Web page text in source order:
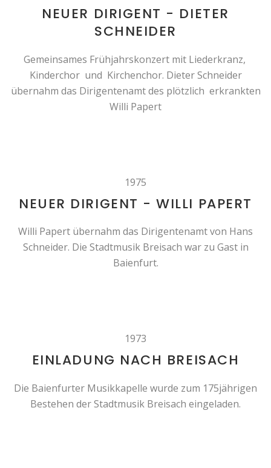
NEUER DIRIGENT - DIETER
SCHNEIDER
Gemeinsames Frühjahrskonzert mit Liederkranz,
Kinderchor und Kirchenchor. Dieter Schneider
übernahm das Dirigentenamt des plötzlich erkrankten
Willi Papert
1975
NEUER DIRIGENT - WILLI PAPERT
Willi Papert übernahm das Dirigentenamt von Hans
Schneider. Die Stadtmusik Breisach war zu Gast in
Baienfurt.
1973
EINLADUNG NACH BREISACH
Die Baienfurter Musikkapelle wurde zum 175jährigen
Bestehen der Stadtmusik Breisach eingeladen.